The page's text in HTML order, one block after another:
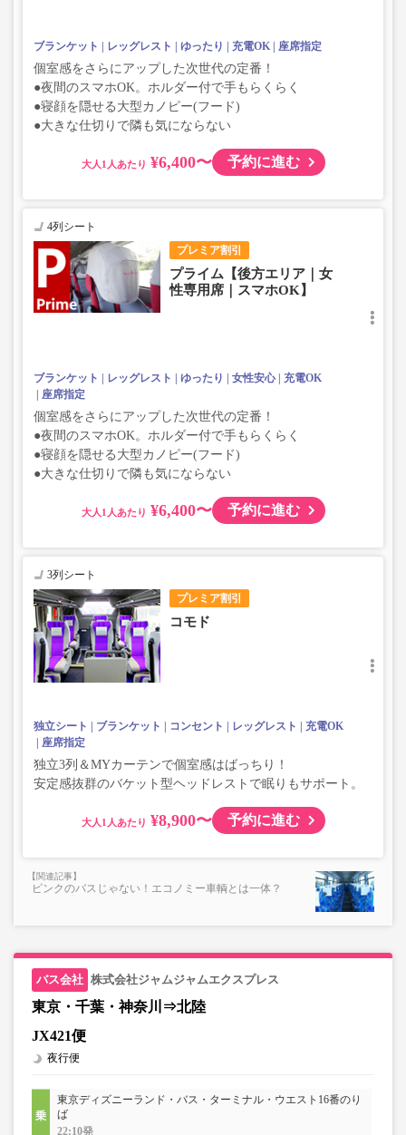
ブランケット レッグレスト ゆったり 充電OK 座席指定
個室感をさらにアップした次世代の定番！
●夜間のスマホOK。ホルダー付で手もらくらく
●寝顔を隠せる大型カノピー(フード)
●大きな仕切りで隣も気にならない
大人 ¥6,400〜 予約に進む
プレミア割引
4列シート
プライム【後方エリア｜女
性専用席｜スマホOK】
ブランケット レッグレスト ゆったり 女性安心
充電OK
座席指定
個室感をさらにアップした次世代の定番！
●夜間のスマホOK。ホルダー付で手もらくらく
●寝顔を隠せる大型カノピー(フード)
●大きな仕切りで隣も気にならない
大人 ¥6,400〜 予約に進む
プレミア割引
3列シート
コモド
独立シート ブランケット コンセント レッグレスト
充電OK
座席指定
独立3列＆MYカーテンで個室感はばっちり！
安定感抜群のバケット型ヘッドレストで眠りもサポート。
大人 ¥8,900〜 予約に進む
ピンクのバスじゃない！エコノミー車輌とは一体？
株式会社ジャムジャムエクスプレス
東京・千葉・神奈川⇒北陸
JX421便
夜行便
東京ディズニーランド・バス・ターミナル・ウエスト16番のり
ば
22:10発